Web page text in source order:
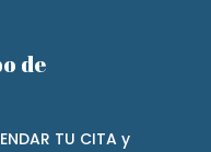
de
TU CITA y